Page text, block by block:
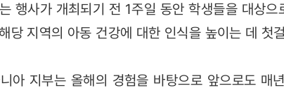
행사가 개최되기 전 1주일 동안 학생들을 대상
당 지역의 아동 건강에 대한 인식을 높이는 데 첫
아 지부는 올해의 경험을 바탕으로 앞으로도 매